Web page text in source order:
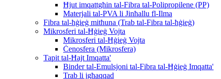
Ħjut imqattgħin tal-Fibra tal-Polipropilene (PP)
Materjali tal-PVA li Jinħallu fl-Ilma
Fibra tal-ħġieġ mitħuna (Trab tal-Fibra tal-ħġieġ)
Mikrosferi tal-Ħġieġ Vojta
Mikrosferi tal-Ħġieġ Vojta
Ċenosfera (Mikrosfera)
Tapit tal-Ħajt Imqatta'
Binder tal-Emulsjoni tal-Fibra tal-Ħġieġ Imqatta'
Trab li jgħaqqad